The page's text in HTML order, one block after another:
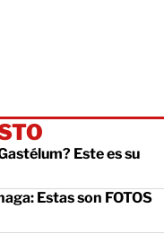
Este es su
Estas son FOTOS